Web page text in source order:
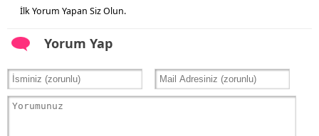
İlk Yorum Yapan Siz Olun.
Yorum Yap